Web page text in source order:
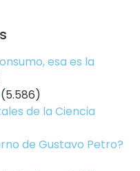
esa es la
(5.586)
de la Ciencia
de Gustavo Petro?